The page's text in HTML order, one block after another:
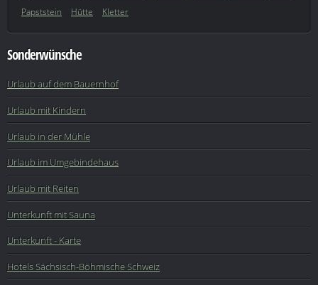
Papststein
Hütte Kletter
Sonderwünsche
Urlaub auf dem Bauernhof
Urlaub mit Kindern
Urlaub in der Mühle
Urlaub im Umgebindehaus
Urlaub mit Reiten
Unterkunft mit Sauna
Unterkunft - Karte
Hotels Sächsisch-Böhmische Schweiz